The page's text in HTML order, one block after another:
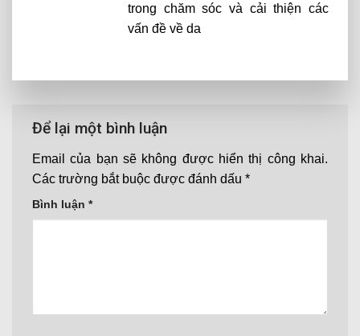
trong chăm sóc và cải thiện các
vấn đề về da
Để lại một bình luận
Email của bạn sẽ không được hiển thị công khai.
Các trường bắt buộc được đánh dấu *
Bình luận *